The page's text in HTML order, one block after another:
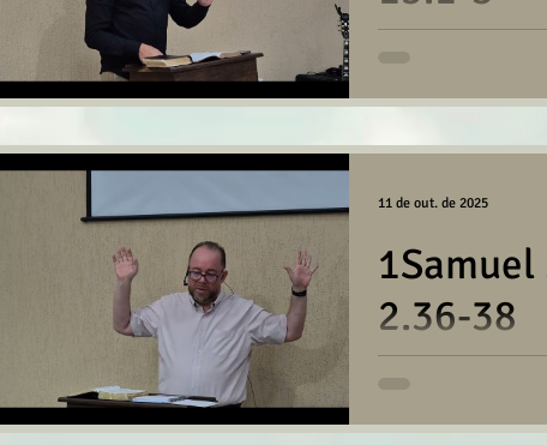
Igreja em Santo
1Samuel
2.36-38
Santo André no dia
11 de out. de 2025